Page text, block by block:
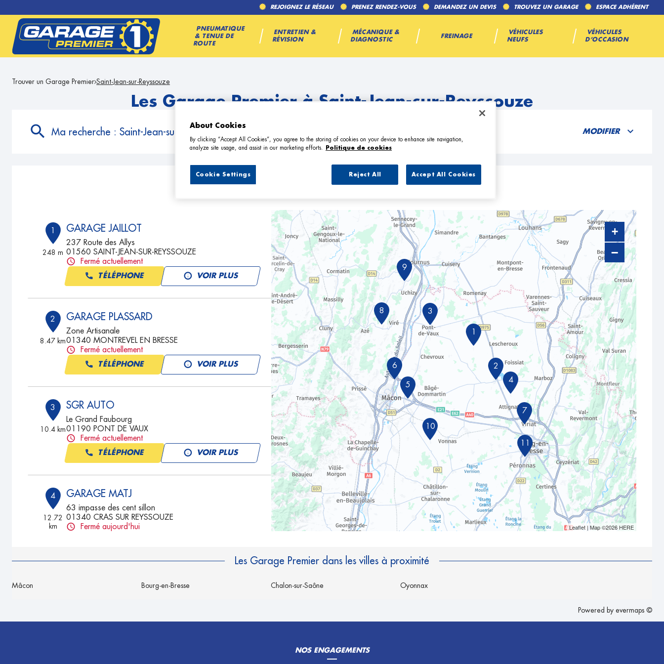
REJOIGNEZ LE RÉSEAU PRENEZ RENDEZ-VOUS DEMANDEZ UN DEVIS TROUVEZ UN GARAGE ESPACE ADHÉRENT
PNEUMATIQUE
& TENUE DE
ROUTE
ENTRETIEN &
RÉVISION
MÉCANIQUE &
DIAGNOSTIC
FREINAGE
VÉHICULES
NEUFS
VÉHICULES
D’OCCASION
Trouver un Garage Premier Saint-Jean-sur-Reyssouze
Les Garage Premier à Saint-Jean-sur-Reyssouze
Ma recherche : Saint-Jean-sur-Reyssouze MODIFIER
11 Garage Premier à Saint-Jean-sur-Reyssouze
1
248 m
GARAGE JAILLOT
237 Route des Allys
01560 SAINT-JEAN-SUR-REYSSOUZE
Fermé actuellement
TÉLÉPHONE VOIR PLUS
2
8.47 km
GARAGE PLASSARD
Zone Artisanale
01340 MONTREVEL EN BRESSE
Fermé actuellement
TÉLÉPHONE VOIR PLUS
3
10.4 km
SGR AUTO
Le Grand Faubourg
01190 PONT DE VAUX
Fermé actuellement
TÉLÉPHONE VOIR PLUS
4
12.72
km
GARAGE MATJ
63 impasse des cent sillon
01340 CRAS SUR REYSSOUZE
Fermé aujourd'hui
GARAGE CLASSIC AUTO REPLONGES
9
11
7
10
8
6
5
3
1
4
2
+
−
Leaflet| Map ©2026 HERE
Les Garage Premier dans les villes à proximité
Mâcon Bourg-en-Bresse Chalon-sur-Saône Oyonnax
Powered by evermaps ©
NOS ENGAGEMENTS
About Cookies
By clicking “Accept All Cookies”, you agree to the storing of cookies on your device to enhance site navigation,
analyze site usage, and assist in our marketing efforts.
Politique de cookies
Reject All Accept All Cookies
Cookie Settings